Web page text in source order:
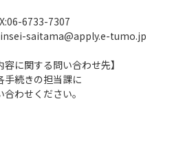
6733-7307
saitama@apply.e-tumo.jp
容に関する問い合わせ先】
手続きの担当課に
合わせください。